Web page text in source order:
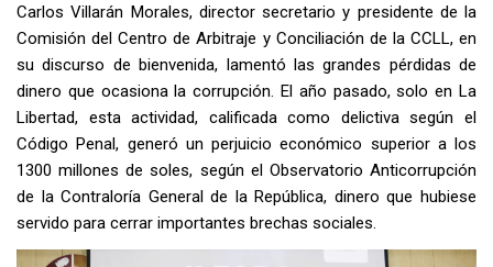
Carlos Villarán Morales, director secretario y presidente de la
Comisión del Centro de Arbitraje y Conciliación de la CCLL, en
su discurso de bienvenida, lamentó las grandes pérdidas de
dinero que ocasiona la corrupción. El año pasado, solo en La
Libertad, esta actividad, calificada como delictiva según el
Código Penal, generó un perjuicio económico superior a los
1300 millones de soles, según el Observatorio Anticorrupción
de la Contraloría General de la República, dinero que hubiese
servido para cerrar importantes brechas sociales.